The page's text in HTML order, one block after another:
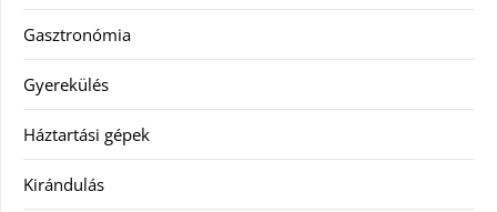
Gasztronómia
Gyerekülés
Háztartási gépek
Kirándulás